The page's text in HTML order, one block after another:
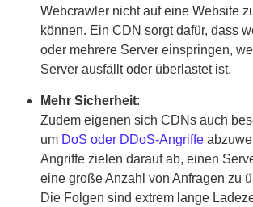
Webcrawler nicht auf eine Website
können. Ein CDN sorgt dafür, dass
oder mehrere Server einspringen,
Server ausfällt oder überlastet ist.
Mehr Sicherheit:
Zudem eigenen sich CDNs auch
um DoS oder DDoS-Angriffe
Angriffe zielen darauf ab, einen
eine große Anzahl von Anfragen zu
Die Folgen sind extrem lange